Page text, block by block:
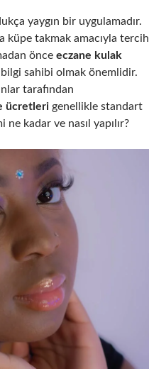
yaygın bir uygulamadır.
küpe takmak amacıyla tercih
önce eczane kulak
bilgi sahibi olmak önemlidir.
tarafından
ücretleri genellikle standart
kadar ve nasıl yapılır?